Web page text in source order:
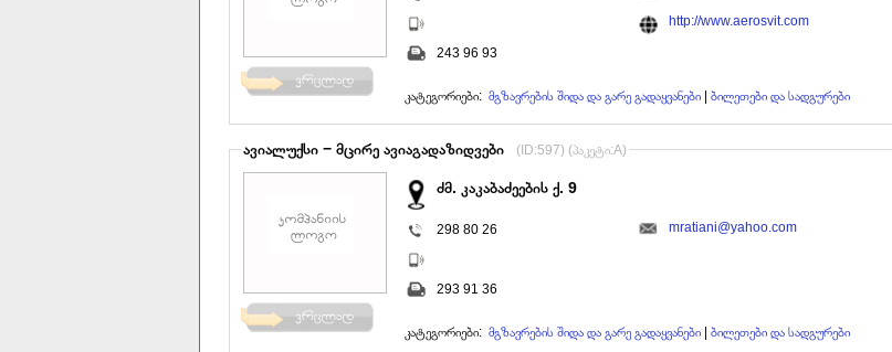
243 96 93
http://www.aerosvit.com
კატეგორიები: მგზავრების შიდა და გარე გადაყვანები ბილეთები და სადგურები
ავიალუქსი − მცირე ავიაგადაზიდვები (ID:597) (პაკეტი:A)
ძმ. კაკაბაძეების ქ. 9
298 80 26
293 91 36
mratiani@yahoo.com
კატეგორიები: მგზავრების შიდა და გარე გადაყვანები ბილეთები და სადგურები